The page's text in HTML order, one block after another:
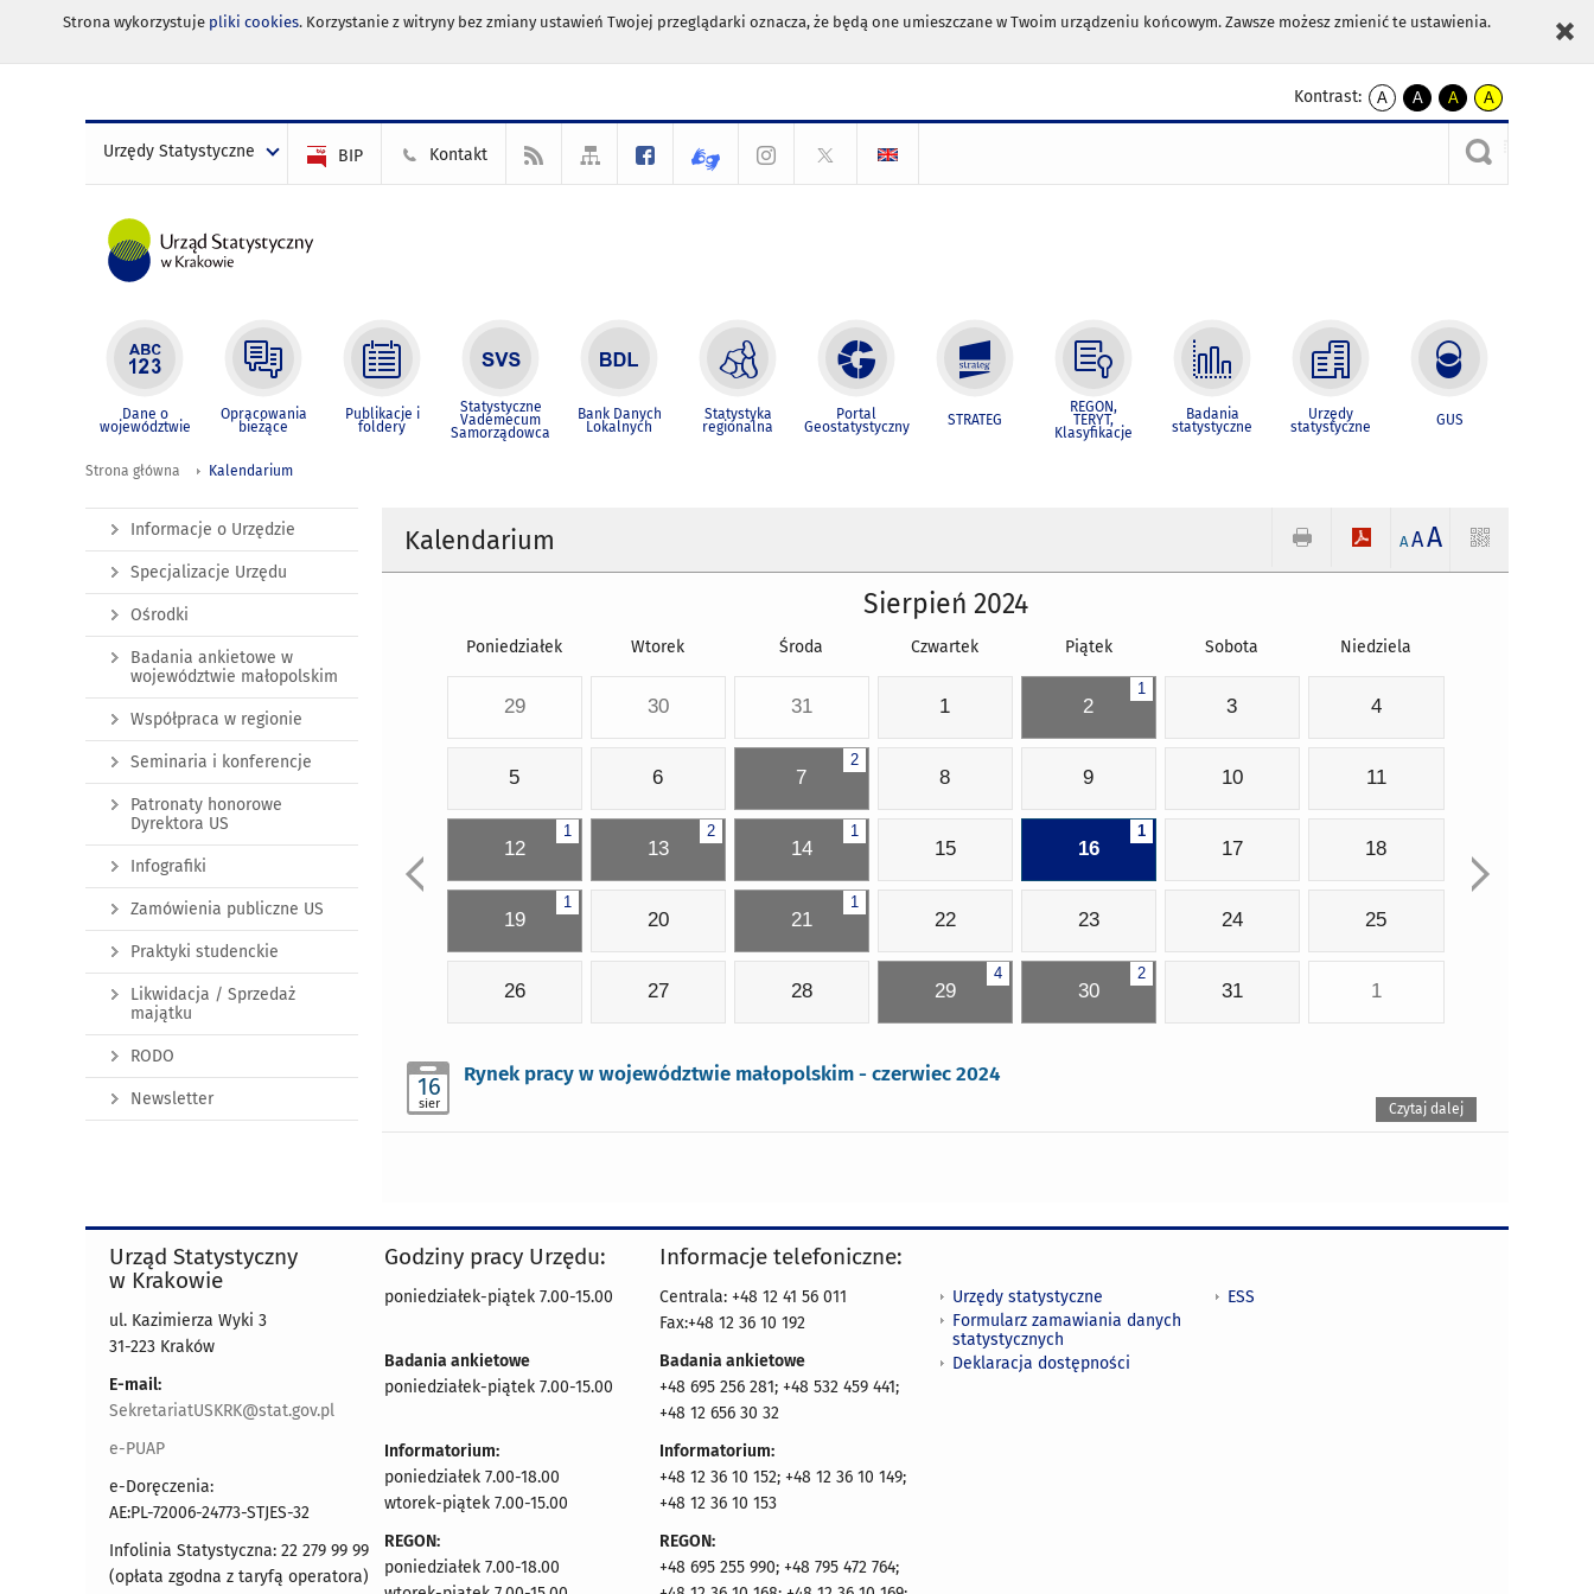
Strona wykorzystuje pliki cookies. Korzystanie z witryny bez zmiany ustawień Twojej przeglądarki oznacza, że będą one umieszczane w Twoim urządzeniu końcowym. Zawsze możesz zmienić te ustawienia.
Kontrast:
A
kontrast
A
kontrast
czarnym
A
kontrast
żółty
tekst
czarnym
A
kontrast
czarny
tekst
żółtym
Urzędy Statystyczne BIP Kontakt
Dane o
województwie
Opracowania
bieżące
Publikacje i
foldery
Statystyczne
Vademecum
Samorządowca
Bank Danych
Lokalnych
Statystyka
regionalna
Portal
Geostatystyczny STRATEG
REGON,
TERYT,
Klasyfikacje
Badania
statystyczne
Urzędy
statystyczne GUS
Strona główna Kalendarium
Kalendarium A AA
Sierpień 2024
Poniedziałek Wtorek Środa Czwartek Piątek Sobota Niedziela
29 30 31 1
1
2 3 4
5 6
2
7 8 9 10 11
1
12
2
13
1
14 15
1
16 17 18
1
19 20
1
21 22 23 24 25
26 27 28
4
29
2
30 31 1
16
sier
Rynek pracy w województwie małopolskim - czerwiec 2024
Czytaj dalej
Informacje o Urzędzie
Specjalizacje Urzędu
Ośrodki
Badania ankietowe w
województwie małopolskim
Współpraca w regionie
Seminaria i konferencje
Patronaty honorowe
Dyrektora US
Infografiki
Zamówienia publiczne US
Praktyki studenckie
Likwidacja / Sprzedaż
majątku
RODO
Newsletter
Urząd Statystyczny
w Krakowie
ul. Kazimierza Wyki 3
31-223 Kraków
E-mail:
SekretariatUSKRK@stat.gov.pl
e-PUAP
e-Doręczenia:
AE:PL-72006-24773-STJES-32
Infolinia Statystyczna: 22 279 99 99
(opłata zgodna z taryfą operatora)
Godziny pracy Urzędu:
poniedziałek-piątek 7.00-15.00
Badania ankietowe
poniedziałek-piątek 7.00-15.00
Informatorium:
poniedziałek 7.00-18.00
wtorek-piątek 7.00-15.00
REGON:
poniedziałek 7.00-18.00
Informacje telefoniczne:
Centrala: +48 12 41 56 011
Fax:+48 12 36 10 192
Badania ankietowe
+48 695 256 281; +48 532 459 441;
+48 12 656 30 32
Informatorium:
+48 12 36 10 152; +48 12 36 10 149;
+48 12 36 10 153
REGON:
+48 695 255 990; +48 795 472 764;
Urzędy statystyczne
Formularz zamawiania danych
statystycznych
Deklaracja dostępności
ESS